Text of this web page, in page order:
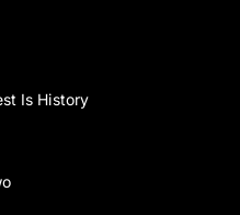
Is History